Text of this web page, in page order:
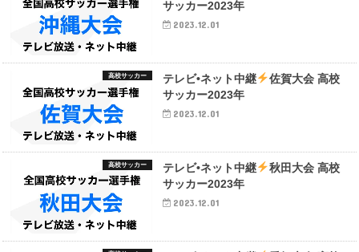
サッカー2023年
2023.12.01
高校サッカー テレビ•ネット中継
佐賀大会 高校
サッカー2023年
2023.12.01
高校サッカー テレビ•ネット中継
秋田大会 高校
サッカー2023年
2023.12.01